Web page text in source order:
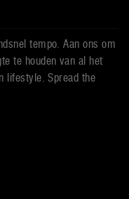
tempo. Aan ons om
te houden van al het
lifestyle. Spread the